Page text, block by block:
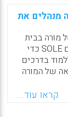
מקצועי
יתפתח
התלמידים
ולמענה
בתהליך
במערכת
מנהלים את
מורה בבית
ספר יסודי בארה"ב המשתמש בדגם SOLE כדי
בדרכים
של המורה
קראו עוד...